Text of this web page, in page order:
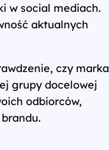
w social mediach.
aktualnych
czy marka
grupy docelowej
odbiorców,